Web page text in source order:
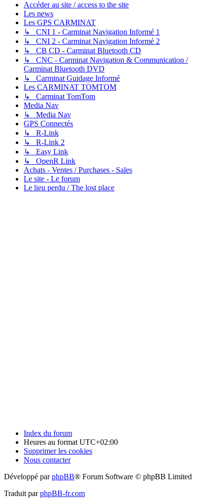
Accéder au site / access to the site
Les news
Les GPS CARMINAT
↳ CNI 1 - Carminat Navigation Informé 1
↳ CNI 2 - Carminat Navigation Informé 2
↳ CB CD - Carminat Bluetooth CD
↳ CNC - Carminat Navigation & Communication /
Carminat Bluetooth DVD
↳ Carminat Guidage Informé
Les CARMINAT TOMTOM
↳ Carminat TomTom
Media Nav
↳ Media Nav
GPS Connectés
↳ R-Link
↳ R-Link 2
↳ Easy Link
↳ OpenR Link
Achats - Ventes / Purchases - Sales
Le site - Le forum
Le lieu perdu / The lost place
Index du forum
Heures au format UTC+02:00
Supprimer les cookies
Nous contacter
Développé parphpBB® Forum Software © phpBB Limited
Traduit parphpBB-fr.com